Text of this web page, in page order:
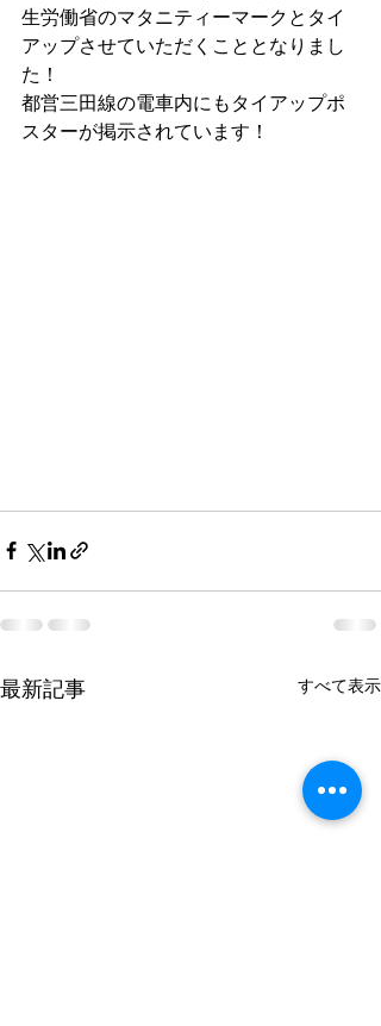
生労働省のマタニティーマークとタイ
アップさせていただくこととなりまし
た！
都営三田線の電車内にもタイアップポ
スターが掲示されています！
最新記事 すべて表示